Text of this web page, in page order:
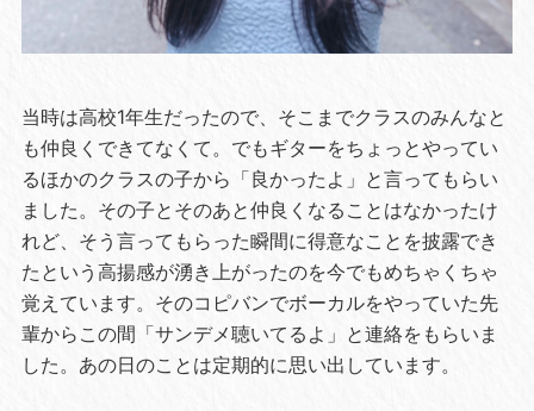
当時は高校1年生だったので、そこまでクラスのみんなと
も仲良くできてなくて。でもギターをちょっとやってい
るほかのクラスの子から「良かったよ」と言ってもらい
ました。その子とそのあと仲良くなることはなかったけ
れど、そう言ってもらった瞬間に得意なことを披露でき
たという高揚感が湧き上がったのを今でもめちゃくちゃ
覚えています。そのコピバンでボーカルをやっていた先
輩からこの間「サンデメ聴いてるよ」と連絡をもらいま
した。あの日のことは定期的に思い出しています。